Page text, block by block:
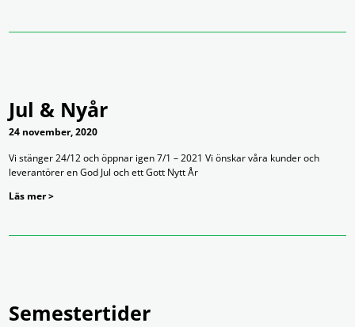
Jul & Nyår
24 november, 2020
Vi stänger 24/12 och öppnar igen 7/1 – 2021 Vi önskar våra kunder och
leverantörer en God Jul och ett Gott Nytt År
Läs mer >
Semestertider